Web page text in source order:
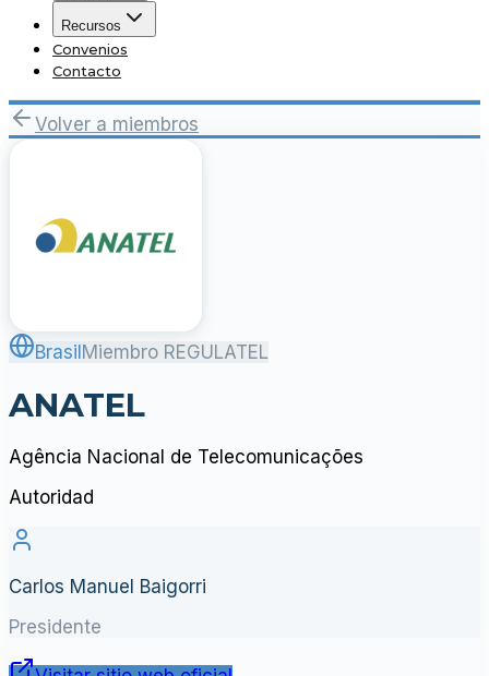
Recursos
Convenios
Contacto
Volver a miembros
Brasil Miembro REGULATEL
ANATEL
Agência Nacional de Telecomunicações
Autoridad
Carlos Manuel Baigorri
Presidente